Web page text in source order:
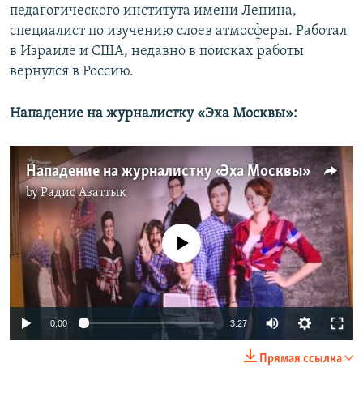
педагогического института имени Ленина,
специалист по изучению слоев атмосферы. Работал
в Израиле и США, недавно в поисках работы
вернулся в Россию.
Нападение на журналистку «Эха Москвы»:
Нападение на журналистку «Эха Москвы»
byРадио Азаттык
No media source currently available
0:00 3:27
Прямая ссылка